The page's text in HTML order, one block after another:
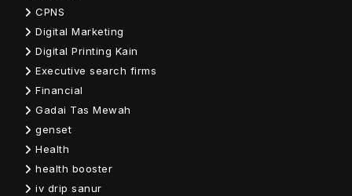
CPNS
Digital Marketing
Digital Printing Kain
Executive search firms
Financial
Gadai Tas Mewah
genset
Health
health booster
iv drip sanur